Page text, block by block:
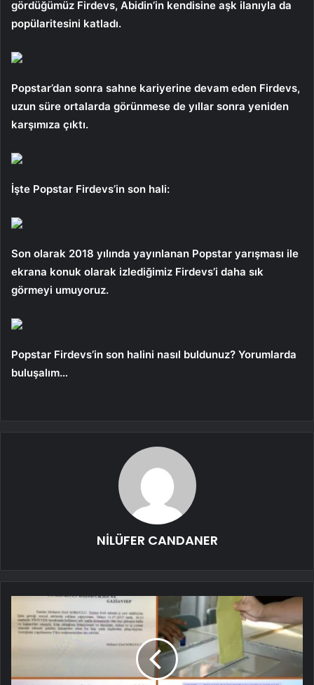
gördüğümüz Firdevs, Abidin’in kendisine aşk ilanıyla da
popülaritesini katladı.
Popstar’dan sonra sahne kariyerine devam eden Firdevs,
uzun süre ortalarda görünmese de yıllar sonra yeniden
karşımıza çıktı.
İşte Popstar Firdevs’in son hali:
Son olarak 2018 yılında yayınlanan Popstar yarışması ile
ekrana konuk olarak izlediğimiz Firdevs’i daha sık
görmeyi umuyoruz.
Popstar Firdevs’in son halini nasıl buldunuz? Yorumlarda
buluşalım…
NİLÜFER CANDANER